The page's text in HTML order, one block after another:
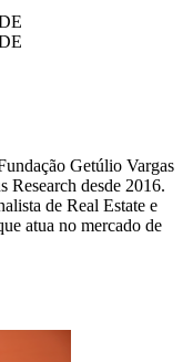
Getúlio Vargas
desde 2016.
de Real Estate e
atua no mercado de